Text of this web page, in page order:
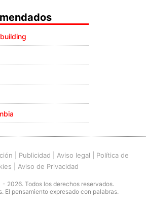
Publicidad Aviso legal
Política de
Aviso de Privacidad
2026. Todos los derechos reservados.
El pensamiento expresado con palabras.